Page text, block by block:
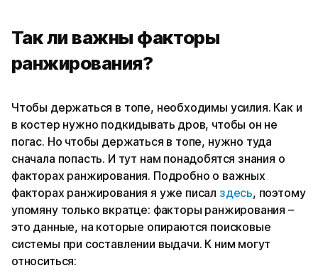
Так ли важны факторы
ранжирования?
Чтобы держаться в топе, необходимы усилия. Как и
в костер нужно подкидывать дров, чтобы он не
погас. Но чтобы держаться в топе, нужно туда
сначала попасть. И тут нам понадобятся знания о
факторах ранжирования. Подробно о важных
факторах ранжирования я уже писал здесь, поэтому
упомяну только вкратце: факторы ранжирования –
это данные, на которые опираются поисковые
системы при составлении выдачи. К ним могут
относиться: